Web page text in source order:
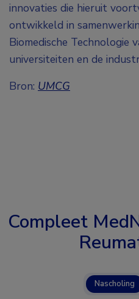
innovaties die hieruit
ontwikkeld in
Biomedische Technologie
universiteiten en de
Bron: UMCG
Compleet
Nascholing